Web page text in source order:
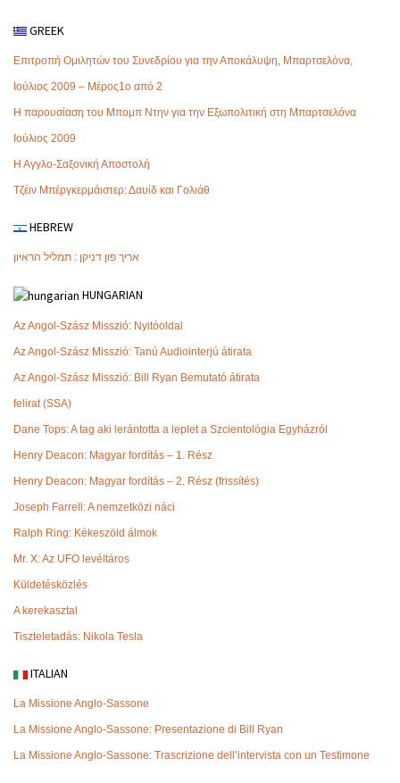
GREEK
Επιτροπή Ομιλητών του Συνεδρίου για την Αποκάλυψη, Μπαρτσελόνα,
Ιούλιος 2009 – Μέρος1ο από 2
Η παρουσίαση του Μπομπ Ντην για την Εξωπολιτική στη Μπαρτσελόνα
Ιούλιος 2009
Η Αγγλο-Σαξονική Αποστολή
Τζέιν Μπέργκερμάιστερ: Δαυίδ και Γολιάθ
HEBREW
אריך פון דניקן : תמליל הראיון
HUNGARIAN
Az Angol-Szász Misszió: Nyitóoldal
Az Angol-Szász Misszió: Tanú Audiointerjú átirata
Az Angol-Szász Misszió: Bill Ryan Bemutató átirata
felirat (SSA)
Dane Tops: A tag aki lerántotta a leplet a Szcientológia Egyházról
Henry Deacon: Magyar fordítás – 1. Rész
Henry Deacon: Magyar fordítás – 2. Rész (frissítés)
Joseph Farrell: A nemzetközi náci
Ralph Ring: Kékeszöld álmok
Mr. X: Az UFO levéltáros
Küldetésközlés
A kerekasztal
Tiszteletadás: Nikola Tesla
ITALIAN
La Missione Anglo-Sassone
La Missione Anglo-Sassone: Presentazione di Bill Ryan
La Missione Anglo-Sassone: Trascrizione dell’intervista con un Testimone